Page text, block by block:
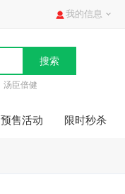
我的信息
汤臣倍健
预售活动 限时秒杀